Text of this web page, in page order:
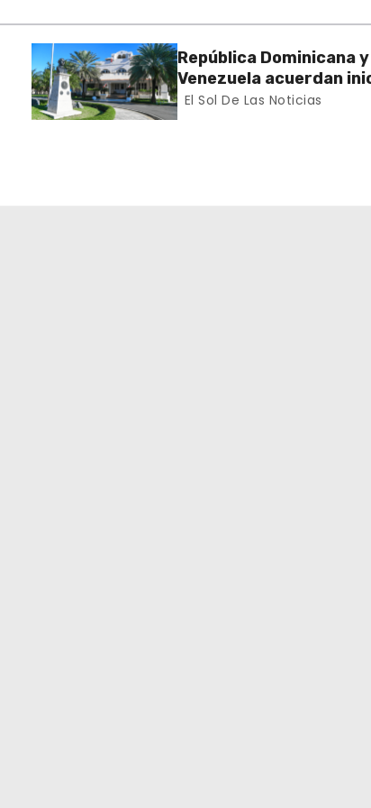
República Dominicana y
Venezuela acuerdan
proceso de
El Sol De Las Noticias